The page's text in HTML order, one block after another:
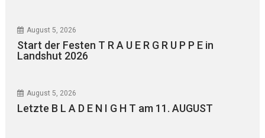
August 5, 2026
Start der Festen T R A U E R G R U P P E in
Landshut 2026
August 5, 2026
Letzte B L A D E N I G H T am 11. AUGUST